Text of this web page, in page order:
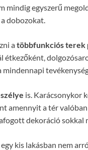
mindig egyszerű
dobozokat.
atöbbfunkciós terek
étkezőként,
is. Karácsonykor
amennyit a tér
dekoráció
kis lakásban nem